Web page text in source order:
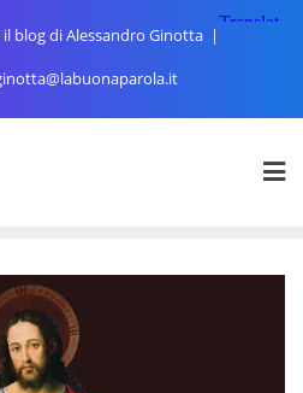
il blog di Alessandro Ginotta